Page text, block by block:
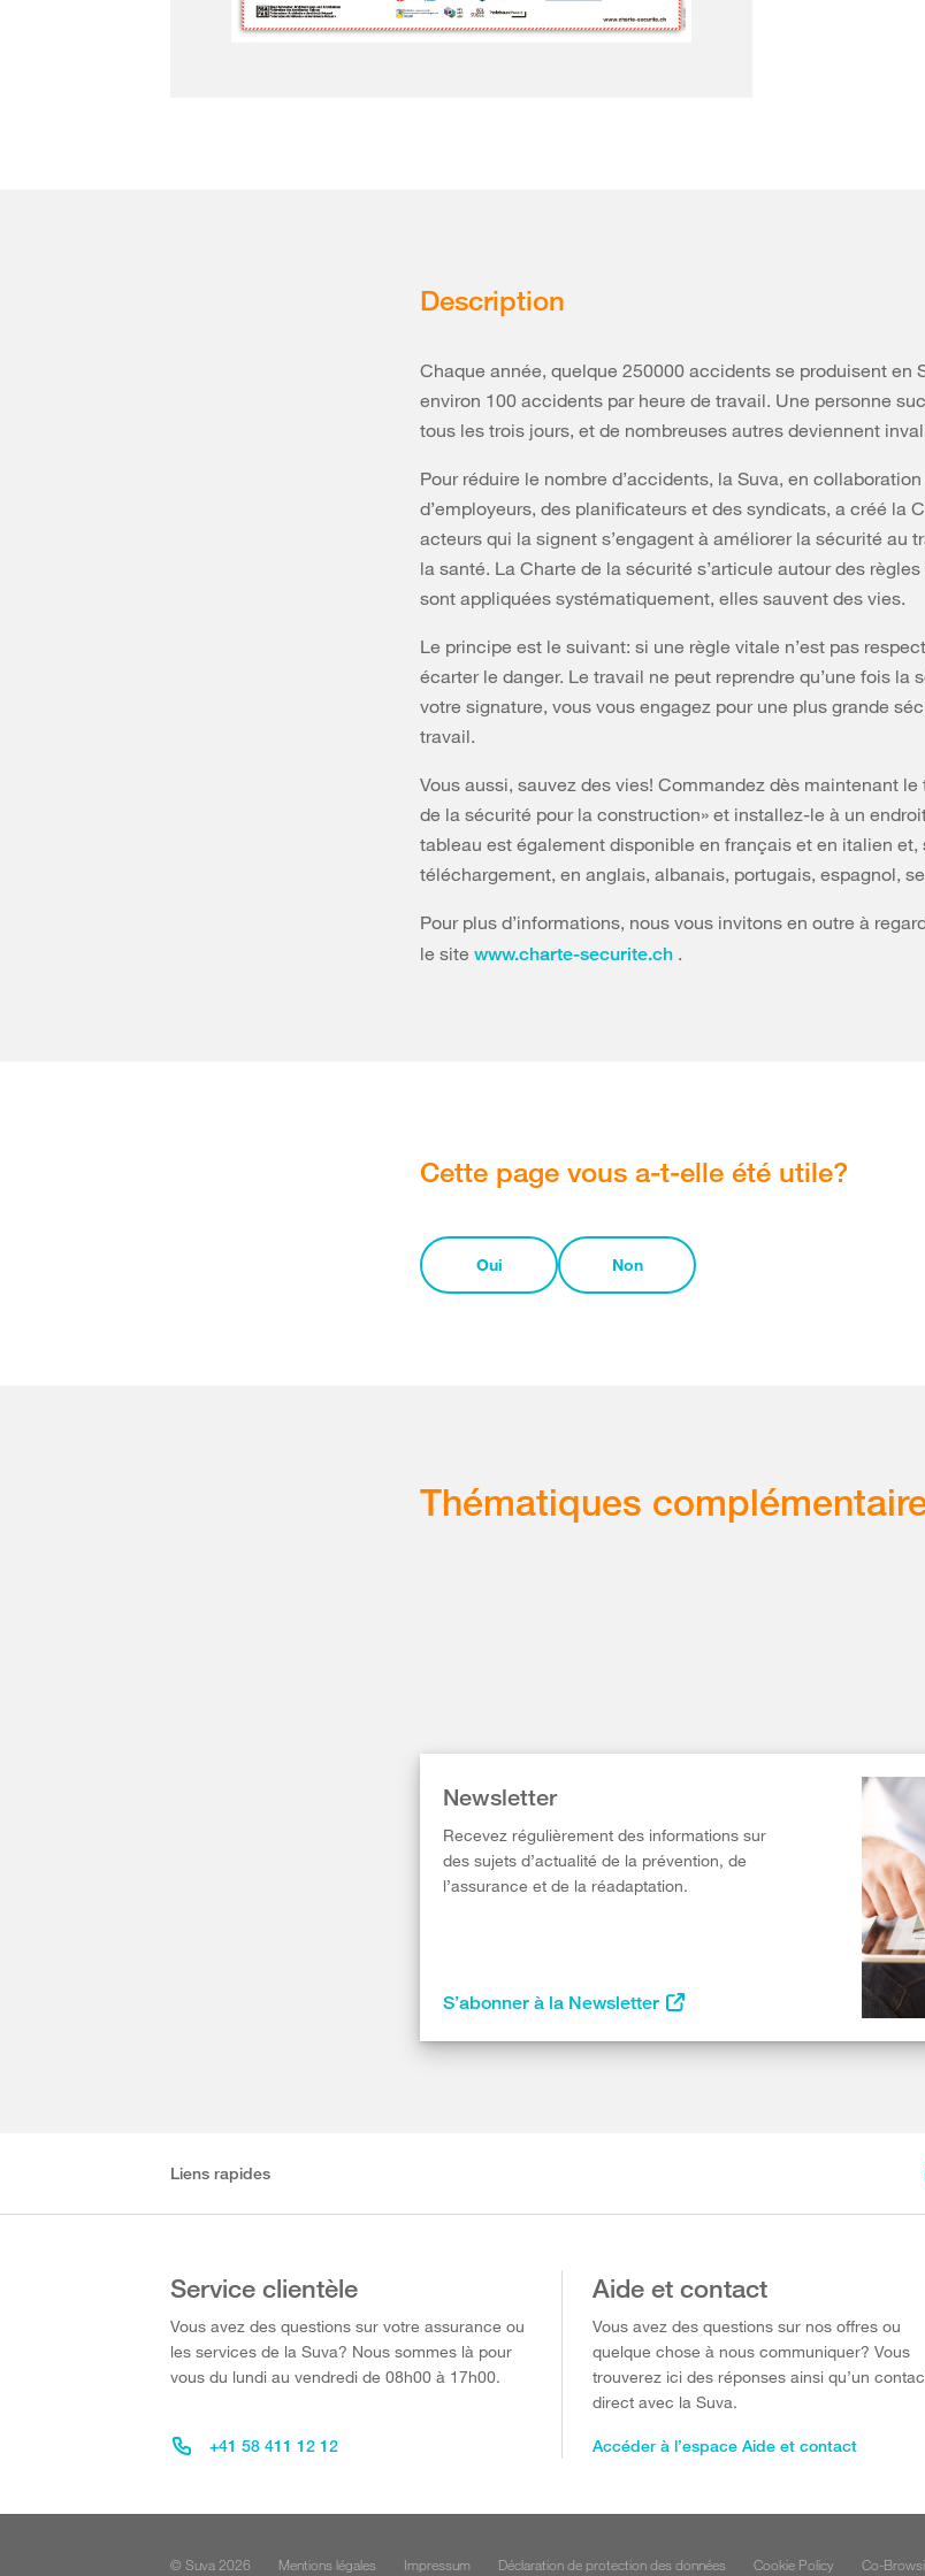
Description
Chaque année, quelque 250000 accidents se produisent en
environ 100 accidents par heure de travail. Une personne
tous les trois jours, et de nombreuses autres deviennent
Pour réduire le nombre d’accidents, la Suva, en
d’employeurs, des planificateurs et des syndicats, a créé la
acteurs qui la signent s’engagent à améliorer la sécurité au
la santé. La Charte de la sécurité s’articule autour des
sont appliquées systématiquement, elles sauvent des vies.
Le principe est le suivant: si une règle vitale n’est pas
écarter le danger. Le travail ne peut reprendre qu’une fois la
votre signature, vous vous engagez pour une plus grande
travail.
Vous aussi, sauvez des vies! Commandez dès maintenant
de la sécurité pour la construction» et installez-le à un
tableau est également disponible en français et en italien et,
téléchargement, en anglais, albanais, portugais, espagnol,
Pour plus d’informations, nous vous invitons en outre à
le site www.charte-securite.ch .
Cette page vous a-t-elle été utile?
Oui Non
Thématiques
Newsletter
Recevez régulièrement des informations sur
des sujets d’actualité de la prévention, de
l’assurance et de la réadaptation.
S’abonner à la Newsletter
Liens rapides
Service clientèle
Vous avez des questions sur votre assurance ou
les services de la Suva? Nous sommes là pour
vous du lundi au vendredi de 08h00 à 17h00.
+41 58 411 12 12
Aide et contact
Vous avez des questions sur nos offres ou
quelque chose à nous communiquer? Vous
trouverez ici des réponses ainsi qu’un
direct avec la Suva.
Accéder à l’espace Aide et contact
© Suva 2026 Mentions légales Impressum Déclaration de protection des données Cookie Policy Co-